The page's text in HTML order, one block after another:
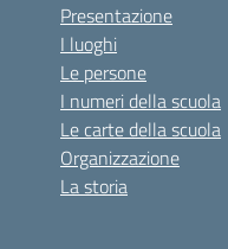
Presentazione
I luoghi
Le persone
I numeri della scuola
Le carte della scuola
Organizzazione
La storia